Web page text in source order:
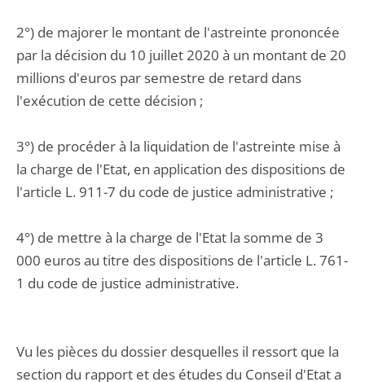
2°) de majorer le montant de l'astreinte prononcée
par la décision du 10 juillet 2020 à un montant de 20
millions d'euros par semestre de retard dans
l'exécution de cette décision ;
3°) de procéder à la liquidation de l'astreinte mise à
la charge de l'Etat, en application des dispositions de
l'article L. 911-7 du code de justice administrative ;
4°) de mettre à la charge de l'Etat la somme de 3
000 euros au titre des dispositions de l'article L. 761-
1 du code de justice administrative.
Vu les pièces du dossier desquelles il ressort que la
section du rapport et des études du Conseil d'Etat a